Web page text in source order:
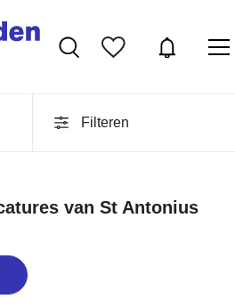
Filteren
van St Antonius